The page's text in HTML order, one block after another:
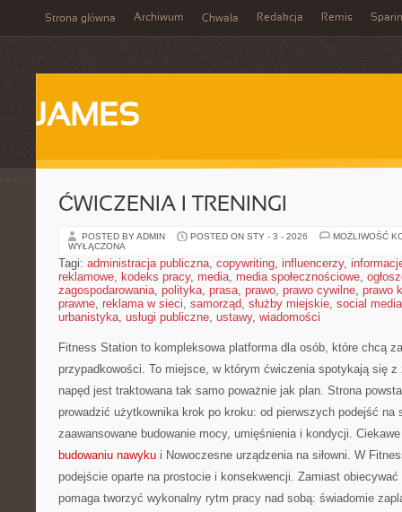
Strona główna Archiwum Chwała Redakcja Remis
JAMES
ĆWICZENIA I TRENINGI
POSTED BY ADMIN POSTED ON STY - 3 - 2026
MOŻLIWOŚĆ
WYŁĄCZONA
Tagi: administracja publiczna, copywriting, influencerzy,
reklamowe, kodeks pracy, media, media społecznościowe,
zagospodarowania, polityka, prasa, prawo, prawo cywilne, prawo
prawne, reklama w sieci, samorząd, służby miejskie, social media
urbanistyka, usługi publiczne, ustawy, wiadomości
Fitness Station to kompleksowa platforma dla osób, które chcą
przypadkowości. To miejsce, w którym ćwiczenia spotykają się z
napęd jest traktowana tak samo poważnie jak plan. Strona
prowadzić użytkownika krok po kroku: od pierwszych podejść na
zaawansowane budowanie mocy, umięśnienia i kondycji.
budowaniu nawyku i Nowoczesne urządzenia na siłowni. W
podejście oparte na prostocie i konsekwencji. Zamiast
pomaga tworzyć wykonalny rytm pracy nad sobą: świadomie